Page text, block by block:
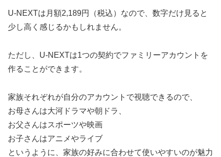
U-NEXTは月額2,189円（税込）なので、数字だけ見ると
少し高く感じるかもしれません。
ただし、U-NEXTは1つの契約でファミリーアカウントを
作ることができます。
家族それぞれが自分のアカウントで視聴できるので、
お母さんは大河ドラマや朝ドラ、
お父さんはスポーツや映画
お子さんはアニメやライブ
というように、家族の好みに合わせて使いやすいのが魅力